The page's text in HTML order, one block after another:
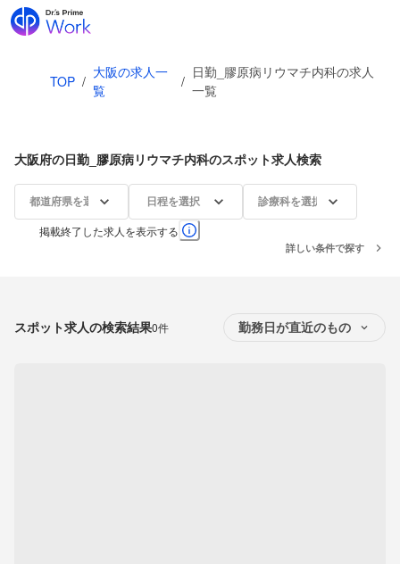
TOP /
大阪の求人一
覧
/
日勤_膠原病リウマチ内科の求人
一覧
大阪府の日勤_膠原病リウマチ内科のスポット求人検索
都道府県を選択 日程を選択 診療科を選択
掲載終了した求人を表示する
詳しい条件で探す
スポット求人の検索結果0件 勤務日が直近のもの